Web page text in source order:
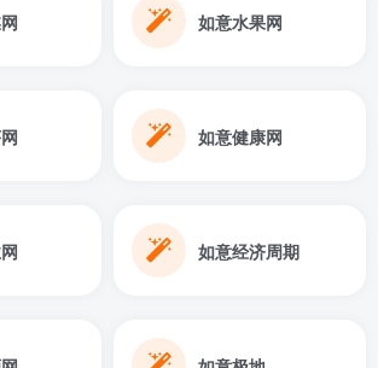
如意水果网
如意健康网
如意经济周期